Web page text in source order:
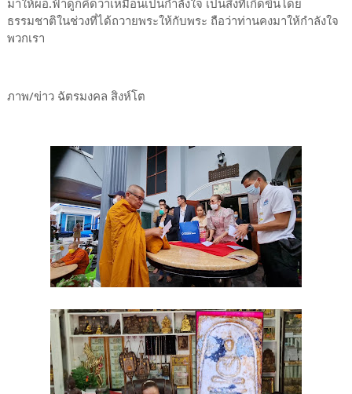
มาให้ผอ.ฟ้าดูก็คิดว่าเหมือนเป็นกำลังใจ เป็นสิ่งที่เกิดขึ้นโดย
ธรรมชาติในช่วงที่ได้ถวายพระให้กับพระ ถือว่าท่านคงมาให้กำลังใจ
พวกเรา
ภาพ/ข่าว ฉัตรมงคล สิงห์โต